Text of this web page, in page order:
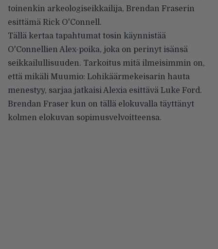
toinenkin arkeologiseikkailija, Brendan Fraserin
esittämä Rick O'Connell.
Tällä kertaa tapahtumat tosin käynnistää
O'Connellien Alex-poika, joka on perinyt isänsä
seikkailullisuuden. Tarkoitus mitä ilmeisimmin on,
että mikäli Muumio: Lohikäärmekeisarin hauta
menestyy, sarjaa jatkaisi Alexia esittävä Luke Ford.
Brendan Fraser kun on tällä elokuvalla täyttänyt
kolmen elokuvan sopimusvelvoitteensa.